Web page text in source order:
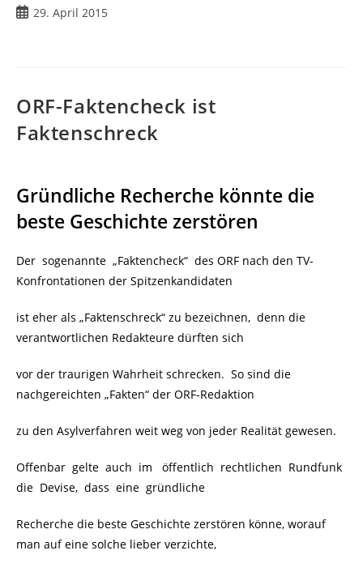
Beitrag
29. April 2015
ORF-Faktencheck ist
Faktenschreck
Gründliche Recherche könnte die
beste Geschichte zerstören
Der sogenannte „Faktencheck“ des ORF nach den TV-
Konfrontationen der Spitzenkandidaten
ist eher als „Faktenschreck“ zu bezeichnen, denn die
verantwortlichen Redakteure dürften sich
vor der traurigen Wahrheit schrecken. So sind die
nachgereichten „Fakten“ der ORF-Redaktion
zu den Asylverfahren weit weg von jeder Realität gewesen.
Offenbar gelte auch im öffentlich rechtlichen Rundfunk
die Devise, dass eine gründliche
Recherche die beste Geschichte zerstören könne, worauf
man auf eine solche lieber verzichte,